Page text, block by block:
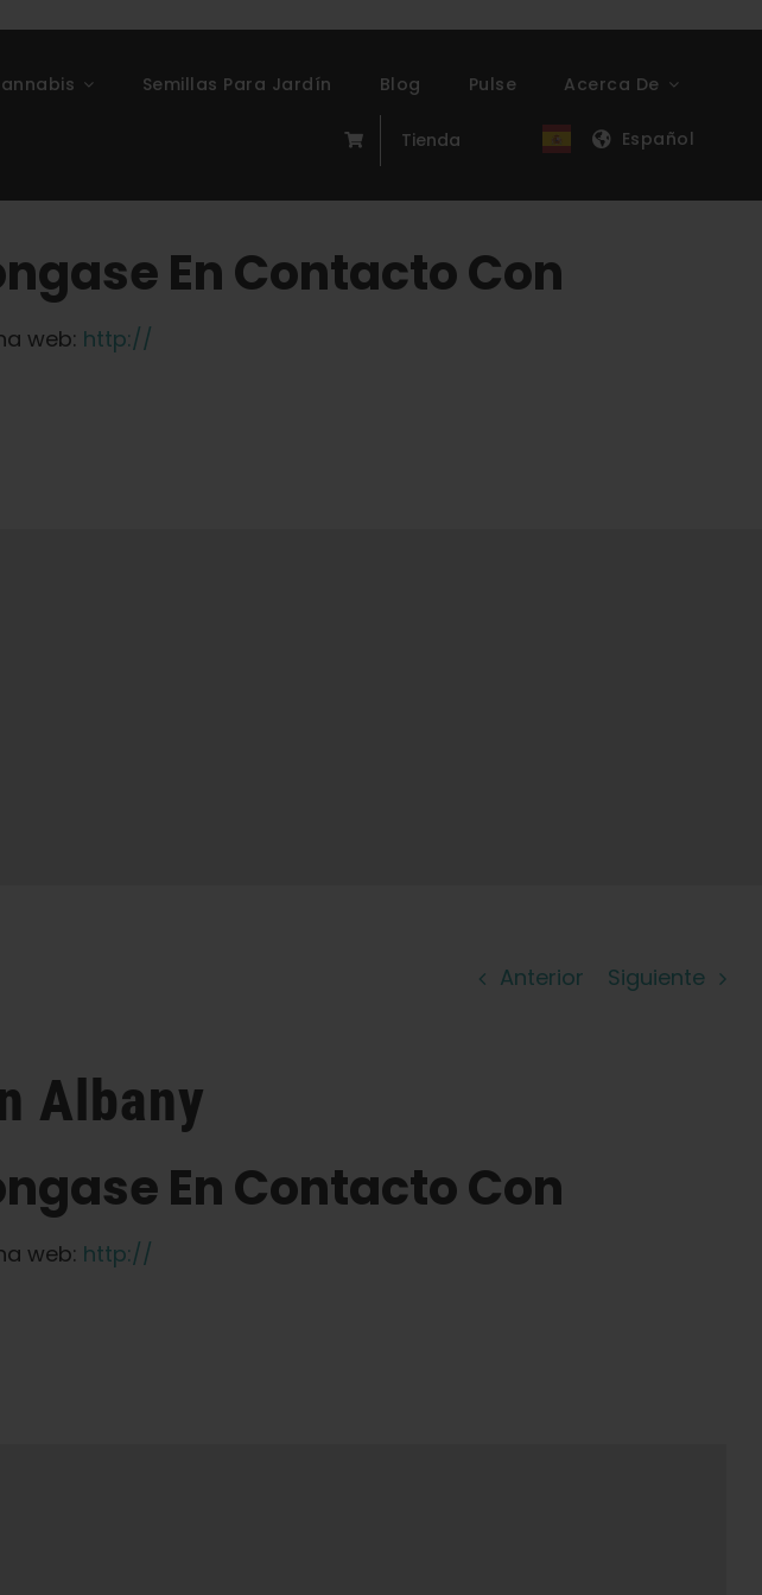
Semillas Para Jardín Blog Pulse Acerca De
Tienda Español
En Contacto Con
web: http://
Anterior Siguiente
Albany
En Contacto Con
web: http://